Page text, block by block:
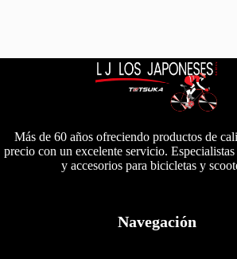
Más de 60 años ofreciendo productos de
precio con un excelente servicio.
y accesorios para bicicletas y
Navegación